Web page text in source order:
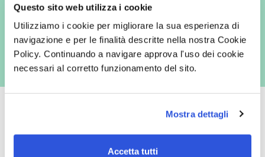
Questo sito web utilizza i cookie
Utilizziamo i cookie per migliorare la sua esperienza di
navigazione e per le finalità descritte nella nostra Cookie
Policy. Continuando a navigare approva l'uso dei cookie
necessari al corretto funzionamento del sito.
Mostra dettagli
Accetta tutti
marketing (con modalità telematiche - quali ad es. newsletter ed e-mail
con inviti e comunicazioni commerciali - e modalità tradizionali, quali ad
es. posta cartacea)